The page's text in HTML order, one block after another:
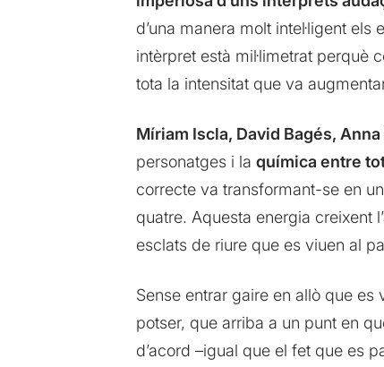
d’una manera molt intel·ligent
intèrpret està mil·limetrat
tota la intensitat que va
Míriam Iscla, David Bagés,
personatges i la química entre
correcte va transformant-se en
quatre. Aquesta energia creixent
esclats de riure que es viuen al
Sense entrar gaire en allò que es
potser, que arriba a un punt en
d’acord –igual que el fet que es